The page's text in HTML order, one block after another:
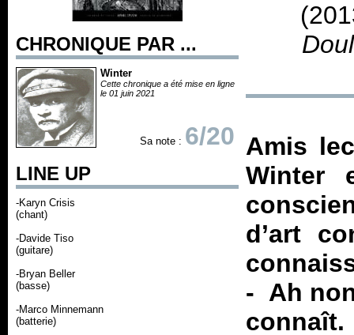
CHRONIQUE PAR ...
Winter
Cette chronique a été mise en ligne
le 01 juin 2021
Sa note : 6/20
LINE UP
-Karyn Crisis
(chant)
-Davide Tiso
(guitare)
-Bryan Beller
(basse)
-Marco Minnemann
(batterie)
Amis
Winter
d’art
- Ah